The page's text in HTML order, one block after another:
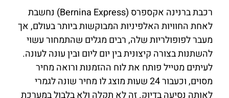
רכבת ברנינה אקספרס (Bernina Express) נחשבת
לאחת החוויות האלפיניות המבוקשות ביותר בעולם, אך
מעבר לפופולריות שלה, רבים מגלים שהתמחור עשוי
להשתנות בצורה קיצונית בין יום ליום ובין עונה לעונה.
לעיתים מטייל פותח את לוח ההזמנות ורואה מחיר
מסוים, וכעבור 24 שעות מוצג לו מחיר שונה לגמרי
לאותה נסיעה בדיוק. זה לא תקלה ולא בלבול במערכת